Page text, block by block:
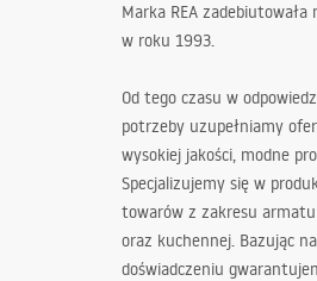
Marka REA
w roku 1993.
Od tego czasu w
potrzeby uzupełniamy
wysokiej jakości, modne
Specjalizujemy się w
towarów z zakresu
oraz kuchennej. Bazując
doświadczeniu